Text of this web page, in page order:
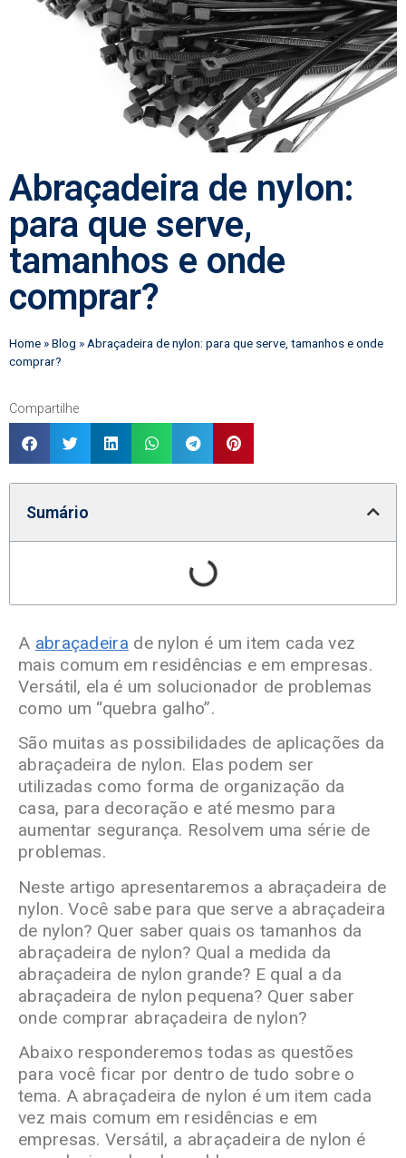
Abraçadeira de nylon:
para que serve,
tamanhos e onde
comprar?
Home »Blog » Abraçadeira de nylon: para que serve, tamanhos e onde
comprar?
Compartilhe
Sumário
A abraçadeira de nylon é um item cada vez
mais comum em residências e em empresas.
Versátil, ela é um solucionador de problemas
como um “quebra galho”.
São muitas as possibilidades de aplicações da
abraçadeira de nylon. Elas podem ser
utilizadas como forma de organização da
casa, para decoração e até mesmo para
aumentar segurança. Resolvem uma série de
problemas.
Neste artigo apresentaremos a abraçadeira de
nylon. Você sabe para que serve a abraçadeira
de nylon? Quer saber quais os tamanhos da
abraçadeira de nylon? Qual a medida da
abraçadeira de nylon grande? E qual a da
abraçadeira de nylon pequena? Quer saber
onde comprar abraçadeira de nylon?
Abaixo responderemos todas as questões
para você ficar por dentro de tudo sobre o
tema. A abraçadeira de nylon é um item cada
vez mais comum em residências e em
empresas. Versátil, a abraçadeira de nylon é